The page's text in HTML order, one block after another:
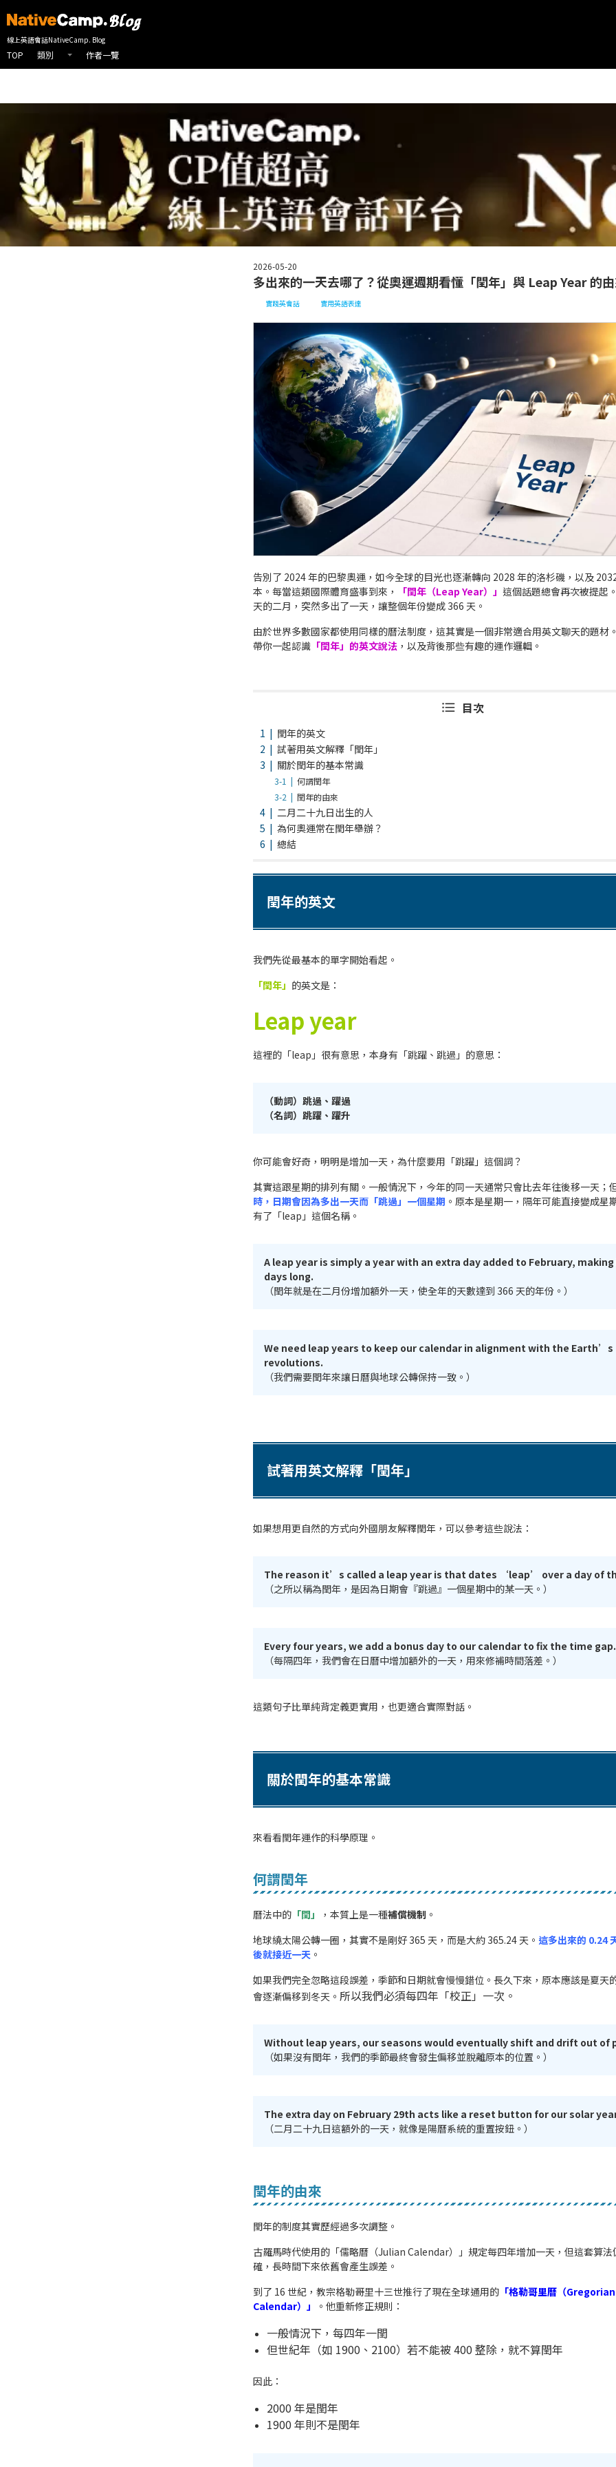
線上英會話首頁 NativeCamp 英會話部落格
線上英語會話NativeCamp. Blog
TOP 類別 作者一覽
2026-05-20
多出來的一天去哪了？從奧運週期看懂「閏年」與 Leap Year 的
實踐英會話 實用英語表達
告別了 2024 年的巴黎奧運 ，如今全球的目光也逐漸轉向 2028 年的洛杉磯，以及
本。每當這類國際體育盛事到來，
「閏年（Leap Year）」 這個話題總會再次被提起
天的二月，突然多出了一天，讓整個年份變成 366 天。
由於世界多數國家都使用同樣的曆法制度，這其實是一個非常適合用英文聊天的題材
帶你一起認識 「閏年」的英文說法 ，以及背後那些有趣的運作邏輯。
目次
閏年的英文
試著用英文解釋「閏年」
關於閏年的基本常識
何謂閏年
閏年的由來
二月二十九日出生的人
為何奧運常在閏年舉辦？
總結
閏年的英文
我們先從最基本的單字開始看起。
「閏年」 的英文是：
Leap year
這裡的「leap」很有意思，本身有「跳躍、跳過」的意思：
（動詞）跳過、躍過
（名詞）跳躍、躍升
你可能會好奇，明明是增加一天，為什麼要用「跳躍」這個詞？
其實這跟星期的排列有關。一般情況下，今年的同一天通常只會比去年往後移一天；
時，日期會因為多出一天而「跳過」一個星期 。原本是星期一，隔年可能直接變成星
有了「leap」這個名稱。
A leap year is simply a year with an extra day added to February, making
days long.
（閏年就是在二月份增加額外一天，使全年的天數達到 366 天的年份。）
We need leap years to keep our calendar in alignment with the Earth’s
revolutions.
（我們需要閏年來讓日曆與地球公轉保持一致。）
試著用英文解釋「閏年」
如果想用更自然的方式向外國朋友解釋閏年，可以參考這些說法：
The reason it’s called a leap year is that dates ‘leap’ over a day of
（之所以稱為閏年，是因為日期會『跳過』一個星期中的某一天。）
Every four years, we add a bonus day to our calendar to fix the time gap.
（每隔四年，我們會在日曆中增加額外的一天，用來修補時間落差。）
這類句子比單純背定義更實用，也更適合實際對話。
關於閏年的基本常識
來看看閏年運作的科學原理。
何謂閏年
曆法中的 「閏」 ，本質上是一種補償機制 。
地球繞太陽公轉一圈，其實不是剛好 365 天，而是大約 365.24 天。 這多出來的 0.24
後就接近一天 。
如果我們完全忽略這段誤差，季節和日期就會慢慢錯位。長久下來，原本應該是夏天
會逐漸偏移到冬天。 所以我們必須每四年「校正」一次。
Without leap years, our seasons would eventually shift and drift out of
（如果沒有閏年，我們的季節最終會發生偏移並脫離原本的位置。）
The extra day on February 29th acts like a reset button for our solar
（二月二十九日這額外的一天，就像是陽曆系統的重置按鈕。）
閏年的由來
閏年的制度其實歷經過多次調整。
古羅馬時代使用的「儒略曆（Julian Calendar）」規定每四年增加一天，但這套算法
確，長時間下來依舊會產生誤差。
到了 16 世紀，教宗格勒哥里十三世推行了現在全球通用的 「格勒哥里曆（Gregorian
Calendar）」
。他重新修正規則：
一般情況下，每四年一閏
但世紀年（如 1900、2100）若不能被 400 整除，就不算閏年
因此：
2000 年是閏年
1900 年則不是閏年